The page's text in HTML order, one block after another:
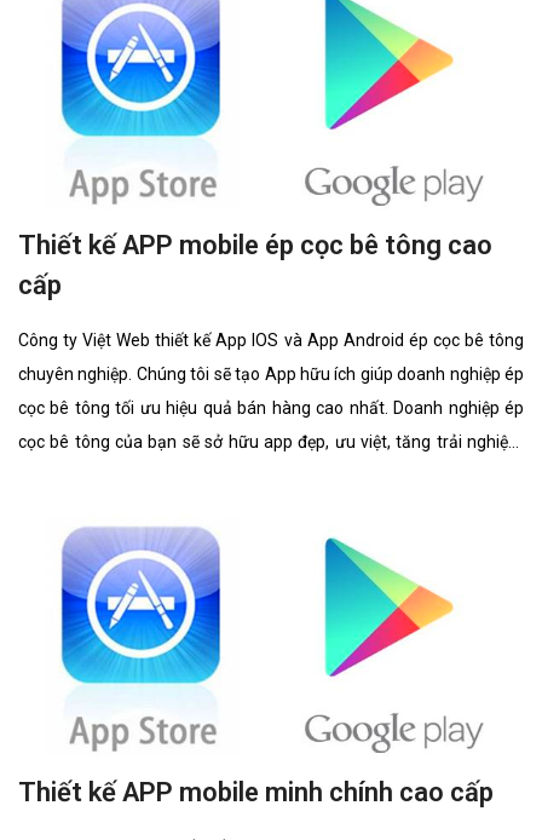
Thiết kế APP mobile ép cọc bê tông cao
cấp
Công ty Việt Web thiết kế App IOS và App Android ép cọc bê tông
chuyên nghiệp. Chúng tôi sẽ tạo App hữu ích giúp doanh nghiệp ép
cọc bê tông tối ưu hiệu quả bán hàng cao nhất. Doanh nghiệp ép
cọc bê tông của bạn sẽ sở hữu app đẹp, ưu việt, tăng trải nghiệm
Thiết kế APP mobile minh chính cao cấp